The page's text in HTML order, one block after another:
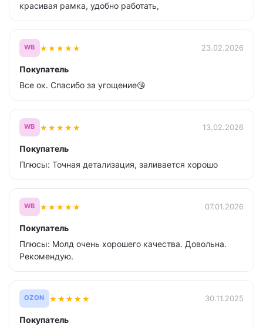
красивая рамка, удобно работать,
WB ★★★★★ 23.02.2026
Покупатель
Все ок. Спасибо за угощение😘
WB ★★★★★ 13.02.2026
Покупатель
Плюсы: Точная детализация, заливается хорошо
WB ★★★★★ 07.01.2026
Покупатель
Плюсы: Молд очень хорошего качества. Довольна.
Рекомендую.
OZON ★★★★★ 30.11.2025
Покупатель